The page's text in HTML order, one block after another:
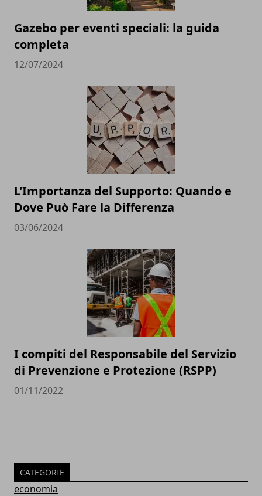
Gazebo per eventi speciali: la guida
completa
12/07/2024
L'Importanza del Supporto: Quando e
Dove Può Fare la Differenza
03/06/2024
I compiti del Responsabile del Servizio
di Prevenzione e Protezione (RSPP)
01/11/2022
CATEGORIE
economia